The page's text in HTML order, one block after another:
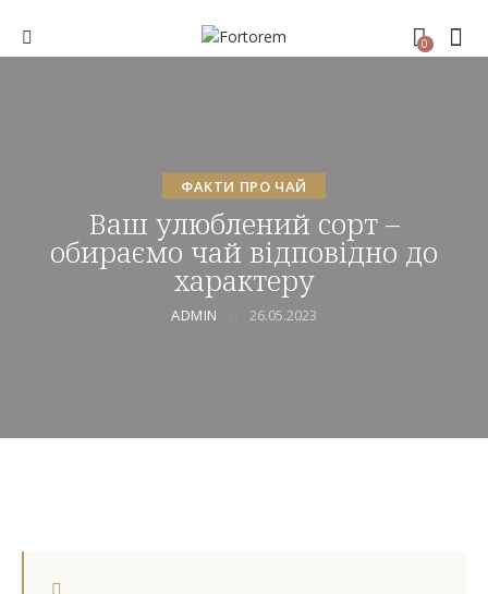
0
ФАКТИ ПРО ЧАЙ
Ваш улюблений сорт –
обираємо чай відповідно до
характеру
ADMIN 26.05.2023